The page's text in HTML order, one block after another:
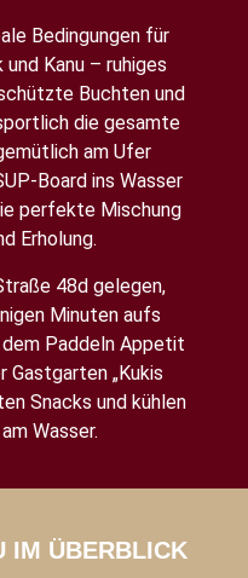
Bedingungen für
Kanu – ruhiges
Buchten und
die gesamte
am Ufer
Board ins Wasser
perfekte Mischung
Erholung.
48d gelegen,
Minuten aufs
dem Paddeln Appetit
Gastgarten „Kukis
Snacks und kühlen
Wasser.
IM ÜBERBLICK